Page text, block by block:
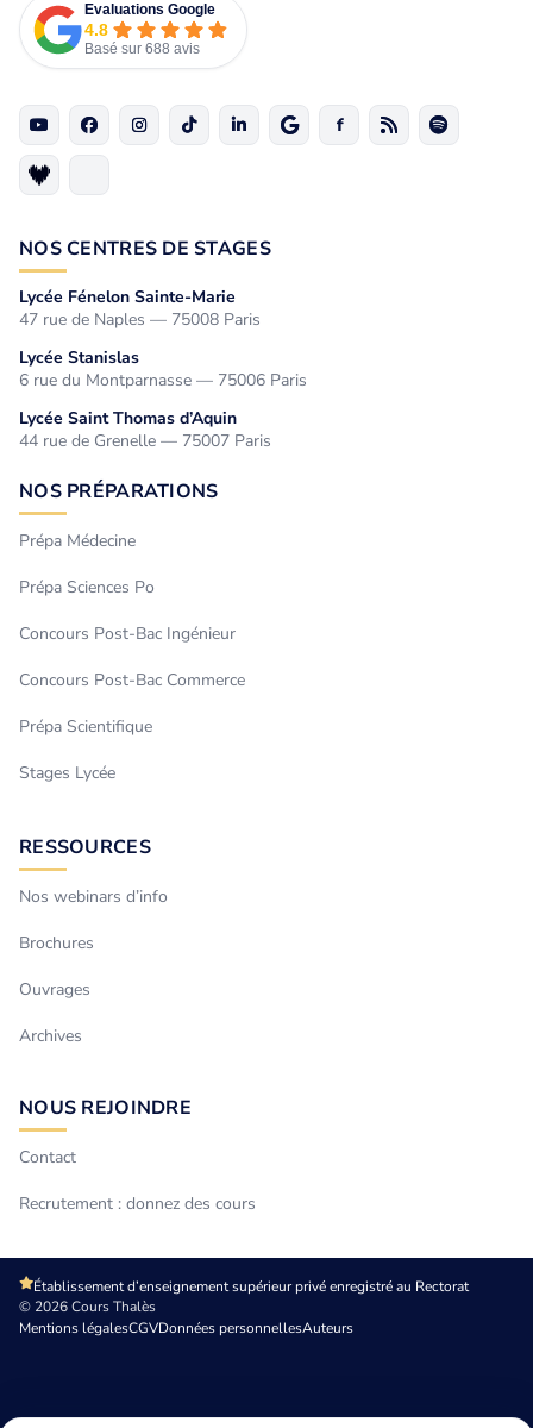
Evaluations Google
4.8
Basé sur 688 avis
NOS CENTRES DE STAGES
Lycée Fénelon Sainte-Marie
47 rue de Naples — 75008 Paris
Lycée Stanislas
6 rue du Montparnasse — 75006 Paris
Lycée Saint Thomas d’Aquin
44 rue de Grenelle — 75007 Paris
NOS PRÉPARATIONS
Prépa Médecine
Prépa Sciences Po
Concours Post-Bac Ingénieur
Concours Post-Bac Commerce
Prépa Scientifique
Stages Lycée
RESSOURCES
Nos webinars d’info
Brochures
Ouvrages
Archives
NOUS REJOINDRE
Contact
Recrutement : donnez des cours
Établissement d’enseignement supérieur privé enregistré au Rectorat
© 2026 Cours Thalès
Mentions légalesCGVDonnées personnellesAuteurs